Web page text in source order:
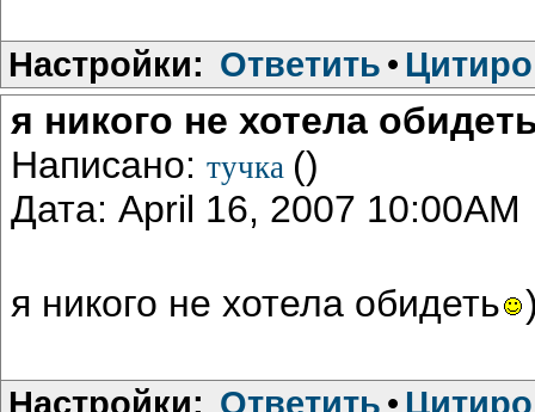
Настройки: Ответить •
я никого не хотела
Написано: тучка ()
Дата: April 16, 2007 10:00AM
я никого не хотела обидеть
Настройки: Ответить •